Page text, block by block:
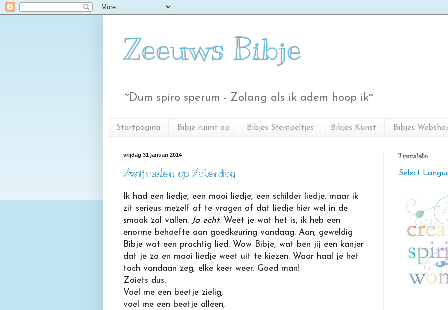
Zeeuws Bibje
~Dum spiro sperum - Zolang als ik adem hoop ik~
Startpagina Bibje ruimt op Bibjes Stempeltjes Bibjes Kunst Bibjes
vrijdag 31 januari 2014
Zwijmelen op Zaterdag
Ik had een liedje, een mooi liedje, een schilder liedje. maar ik
zit serieus mezelf af te vragen of dat liedje hier wel in de
smaak zal vallen. Ja echt. Weet je wat het is, ik heb een
enorme behoefte aan goedkeuring vandaag. Aan; geweldig
Bibje wat een prachtig lied. Wow Bibje, wat ben jij een kanjer
dat je zo en mooi liedje weet uit te kiezen. Waar haal je het
toch vandaan zeg, elke keer weer. Goed man!
Zoiets dus.
Voel me een beetje zielig,
voel me een beetje alleen,
Translate
Select